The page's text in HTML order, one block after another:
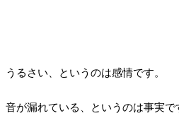
うるさい、というのは感情です。
音が漏れている、というのは事実で